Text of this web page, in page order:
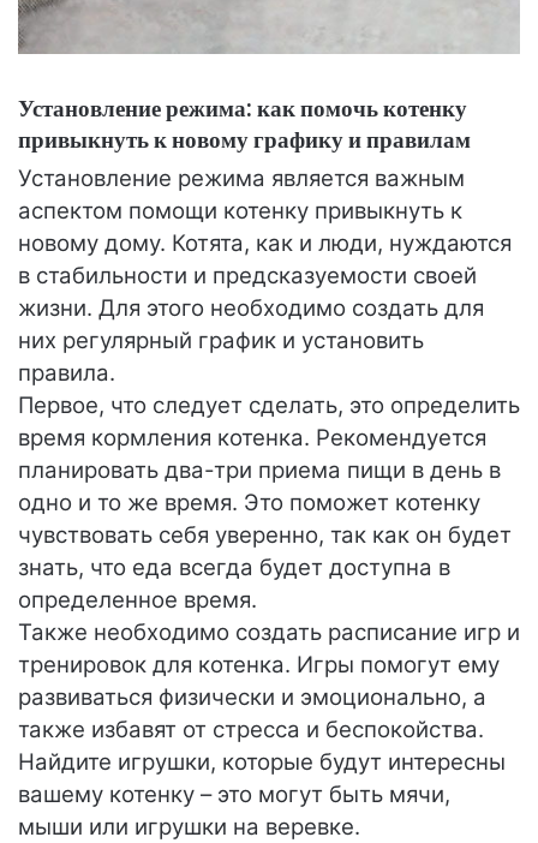
Установление режима: как помочь котенку
привыкнуть к новому графику и правилам
Установление режима является важным
аспектом помощи котенку привыкнуть к
новому дому. Котята, как и люди, нуждаются
в стабильности и предсказуемости своей
жизни. Для этого необходимо создать для
них регулярный график и установить
правила.
Первое, что следует сделать, это определить
время кормления котенка. Рекомендуется
планировать два-три приема пищи в день в
одно и то же время. Это поможет котенку
чувствовать себя уверенно, так как он будет
знать, что еда всегда будет доступна в
определенное время.
Также необходимо создать расписание игр и
тренировок для котенка. Игры помогут ему
развиваться физически и эмоционально, а
также избавят от стресса и беспокойства.
Найдите игрушки, которые будут интересны
вашему котенку – это могут быть мячи,
мыши или игрушки на веревке.